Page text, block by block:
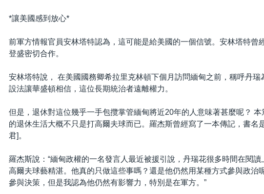
*讓美國感到放心*
前軍方情報官員安林塔特認為，這可能是給美國的一個信號。安林塔特曾
登盛密切合作。
安林塔特說， 在美國國務卿希拉里克林頓下個月訪問緬甸之前，稱呼丹瑞
設法讓華盛頓相信，這位長期統治者遠離權力。
但是，退休對這位幾乎一手包攬掌管緬甸將近20年的人意味著甚麼呢？
的退休生活大概不只是打高爾夫球而已。羅杰斯曾經寫了一本傳記，書名
君]。
羅杰斯說：“緬甸政權的一名發言人最近被援引說，丹瑞花很多時間在閱
高爾夫球藝精湛。他真的只做這些事嗎？還是他仍然用某種方式參與政治
參與決策，但是我認為他仍然有影響力，特別是在軍方。”